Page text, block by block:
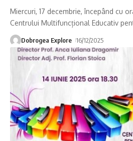
Miercuri, 17 decembrie, începând cu
Centrului Multifuncțional Educativ
Dobrogea Explore 16/12/2025